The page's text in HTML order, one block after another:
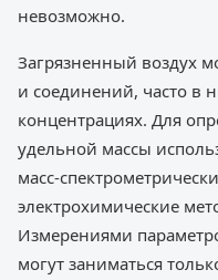
невозможно.
Загрязненный воздух
и соединений, часто в
концентрациях. Для
удельной массы
масс-
электрохимические
Измерениями
могут заниматься